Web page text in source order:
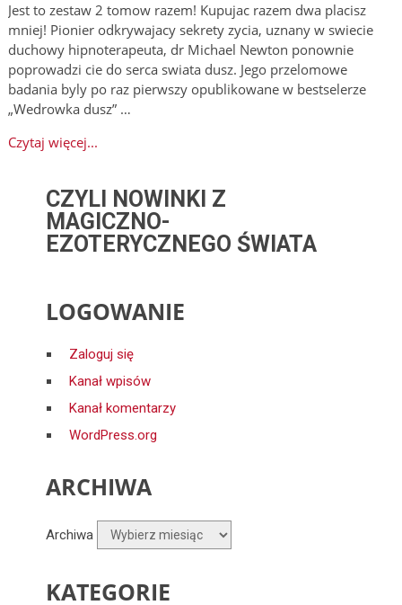
Jest to zestaw 2 tomow razem! Kupujac razem dwa placisz
mniej! Pionier odkrywajacy sekrety zycia, uznany w swiecie
duchowy hipnoterapeuta, dr Michael Newton ponownie
poprowadzi cie do serca swiata dusz. Jego przelomowe
badania byly po raz pierwszy opublikowane w bestselerze
„Wedrowka dusz” …
Czytaj więcej...
CZYLI NOWINKI Z
MAGICZNO-
EZOTERYCZNEGO ŚWIATA
LOGOWANIE
Zaloguj się
Kanał wpisów
Kanał komentarzy
WordPress.org
ARCHIWA
Archiwa
KATEGORIE